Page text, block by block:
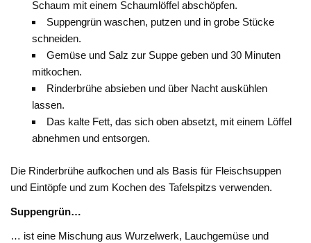
Schaum mit einem Schaumlöffel abschöpfen.
Suppengrün waschen, putzen und in grobe Stücke
schneiden.
Gemüse und Salz zur Suppe geben und 30 Minuten
mitkochen.
Rinderbrühe absieben und über Nacht auskühlen
lassen.
Das kalte Fett, das sich oben absetzt, mit einem Löffel
abnehmen und entsorgen.
Die Rinderbrühe aufkochen und als Basis für Fleischsuppen
und Eintöpfe und zum Kochen des Tafelspitzs verwenden.
Suppengrün…
… ist eine Mischung aus Wurzelwerk, Lauchgemüse und